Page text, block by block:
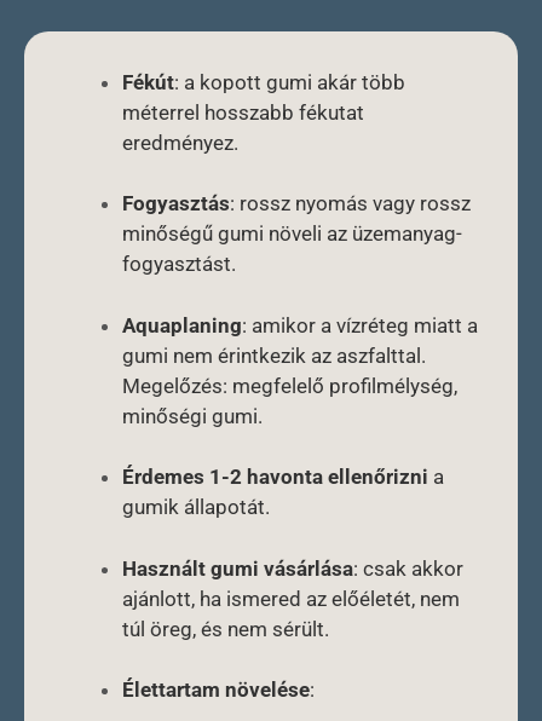
Fékút: a kopott gumi akár több
méterrel hosszabb fékutat
eredményez.
Fogyasztás: rossz nyomás vagy rossz
minőségű gumi növeli az üzemanyag-
fogyasztást.
Aquaplaning: amikor a vízréteg miatt a
gumi nem érintkezik az aszfalttal.
Megelőzés: megfelelő profilmélység,
minőségi gumi.
Érdemes 1-2 havonta ellenőrizni a
gumik állapotát.
Használt gumi vásárlása: csak akkor
ajánlott, ha ismered az előéletét, nem
túl öreg, és nem sérült.
Élettartam növelése: